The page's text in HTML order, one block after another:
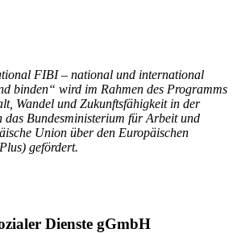
FIBI – national und international
binden“ wird im Rahmen des Programms
Wandel und Zukunftsfähigkeit in der
das Bundesministerium für Arbeit und
Union über den Europäischen
gefördert.
Dienste gGmbH